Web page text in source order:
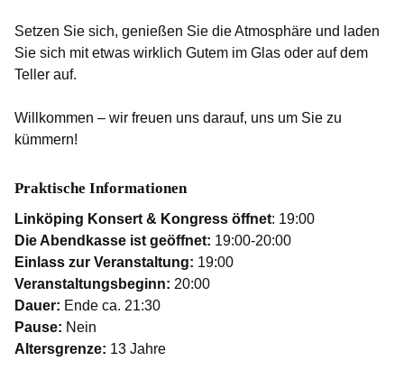
Setzen Sie sich, genießen Sie die Atmosphäre und laden
Sie sich mit etwas wirklich Gutem im Glas oder auf dem
Teller auf.
Willkommen – wir freuen uns darauf, uns um Sie zu
kümmern!
Praktische Informationen
Linköping Konsert & Kongress öffnet: 19:00
Die Abendkasse ist geöffnet: 19:00-20:00
Einlass zur Veranstaltung: 19:00
Veranstaltungsbeginn: 20:00
Dauer: Ende ca. 21:30
Pause: Nein
Altersgrenze: 13 Jahre